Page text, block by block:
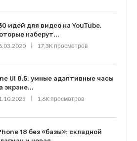
идей для видео на YouTube,
наберут...
17,3K просмотров
UI 8.5: умные адаптивные часы
экране...
1,6K просмотров
18 без «базы»: складной